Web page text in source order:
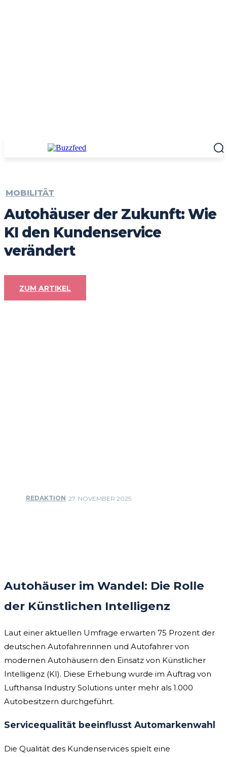
MOBILITÄT
Autohäuser der Zukunft: Wie
KI den Kundenservice
verändert
ZUM ARTIKEL
REDAKTION 27. NOVEMBER 2025
Autohäuser im Wandel: Die Rolle
der Künstlichen Intelligenz
Laut einer aktuellen Umfrage erwarten 75 Prozent der
deutschen Autofahrerinnen und Autofahrer von
modernen Autohäusern den Einsatz von Künstlicher
Intelligenz (KI). Diese Erhebung wurde im Auftrag von
Lufthansa Industry Solutions unter mehr als 1.000
Autobesitzern durchgeführt.
Servicequalität beeinflusst Automarkenwahl
Die Qualität des Kundenservices spielt eine